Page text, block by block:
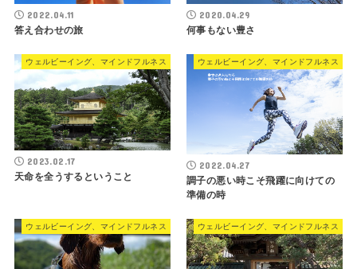
2022.04.11
答え合わせの旅
2020.04.29
何事もない豊さ
ウェルビーイング、マインドフルネス
2023.02.17
天命を全うするということ
ウェルビーイング、マインドフルネス
2022.04.27
調子の悪い時こそ飛躍に向けての
準備の時
ウェルビーイング、マインドフルネス ウェルビーイング、マインドフルネス